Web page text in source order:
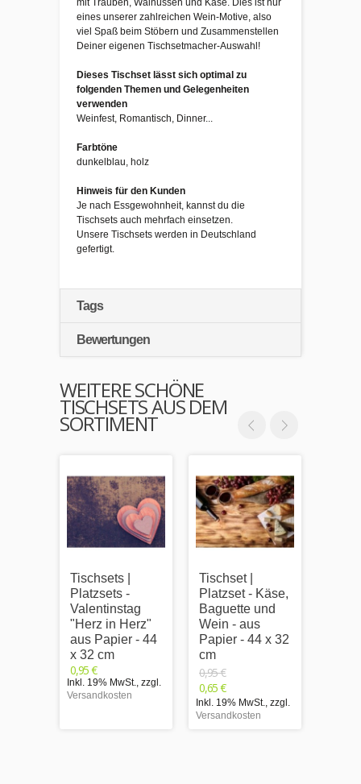
mit Trauben, Walnüssen und Käse. Dies ist nur
eines unserer zahlreichen Wein-Motive, also
viel Spaß beim Stöbern und Zusammenstellen
Deiner eigenen Tischsetmacher-Auswahl!
Dieses Tischset lässt sich optimal zu
folgenden Themen und Gelegenheiten
verwenden
Weinfest, Romantisch, Dinner...
Farbtöne
dunkelblau, holz
Hinweis für den Kunden
Je nach Essgewohnheit, kannst du die
Tischsets auch mehrfach einsetzen.
Unsere Tischsets werden in Deutschland
gefertigt.
Tags
Bewertungen
WEITERE SCHÖNE
TISCHSETS AUS DEM
SORTIMENT
Tischsets |
Platzsets -
Valentinstag
"Herz in Herz"
aus Papier - 44
x 32 cm
0,95 €
Inkl. 19% MwSt., zzgl.
Versandkosten
Tischset |
Platzset - Käse,
Baguette und
Wein - aus
Papier - 44 x 32
cm
0,95 €
0,65 €
Inkl. 19% MwSt., zzgl.
Versandkosten